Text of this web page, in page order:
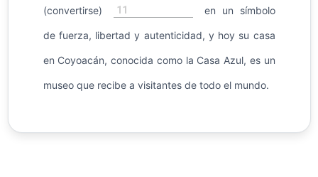
(convertirse) 11 en un símbolo
de fuerza, libertad y autenticidad, y hoy su casa
en Coyoacán, conocida como la Casa Azul, es un
museo que recibe a visitantes de todo el mundo.